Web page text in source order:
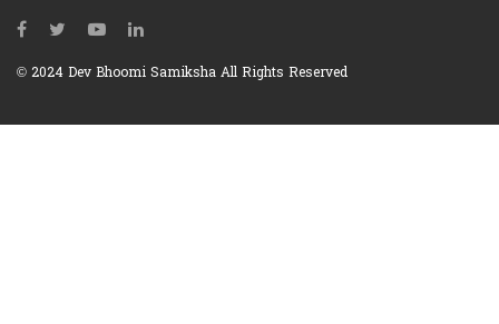
© 2024 Dev Bhoomi Samiksha All Rights Reserved